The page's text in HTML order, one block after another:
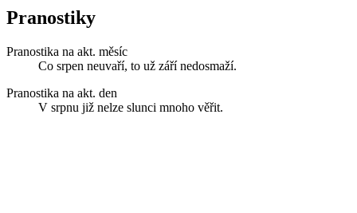
Pranostiky
Pranostika na akt. měsíc
Co srpen neuvaří, to už září nedosmaží.
Pranostika na akt. den
V srpnu již nelze slunci mnoho věřit.